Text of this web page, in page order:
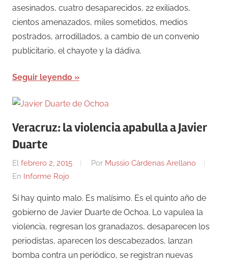
asesinados, cuatro desaparecidos, 22 exiliados,
cientos amenazados, miles sometidos, medios
postrados, arrodillados, a cambio de un convenio
publicitario, el chayote y la dádiva.
Seguir leyendo
Veracruz: la violencia apabulla a Javier
Duarte
El febrero 2, 2015 Por Mussio Cárdenas Arellano
En Informe Rojo
Sí hay quinto malo. Es malísimo. Es el quinto año de
gobierno de Javier Duarte de Ochoa. Lo vapulea la
violencia, regresan los granadazos, desaparecen los
periodistas, aparecen los descabezados, lanzan
bomba contra un periódico, se registran nuevas